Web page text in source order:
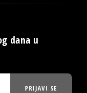
dana u
PRIJAVI SE